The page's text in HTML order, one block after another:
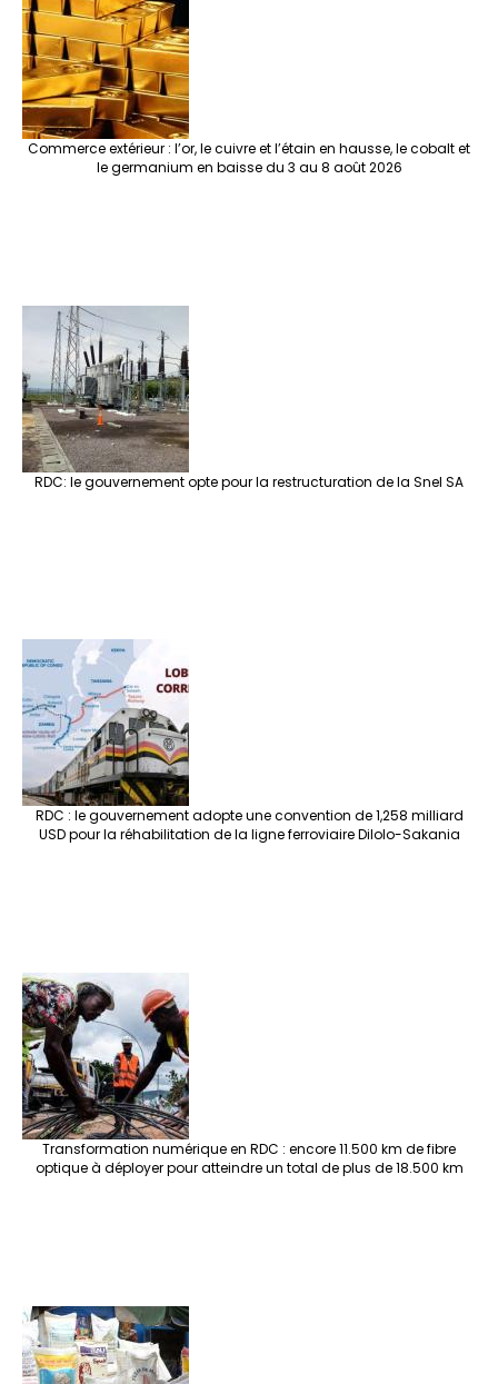
Commerce extérieur : l’or, le cuivre et l’étain en hausse, le cobalt et
le germanium en baisse du 3 au 8 août 2026
RDC: le gouvernement opte pour la restructuration de la Snel SA
RDC : le gouvernement adopte une convention de 1,258 milliard
USD pour la réhabilitation de la ligne ferroviaire Dilolo-Sakania
Transformation numérique en RDC : encore 11.500 km de fibre
optique à déployer pour atteindre un total de plus de 18.500 km